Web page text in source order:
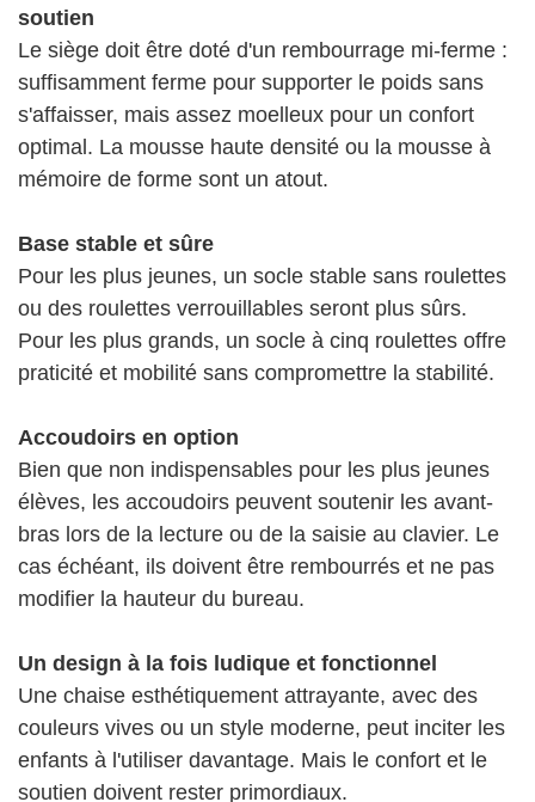
soutien
Le siège doit être doté d'un rembourrage mi-ferme :
suffisamment ferme pour supporter le poids sans
s'affaisser, mais assez moelleux pour un confort
optimal. La mousse haute densité ou la mousse à
mémoire de forme sont un atout.
Base stable et sûre
Pour les plus jeunes, un socle stable sans roulettes
ou des roulettes verrouillables seront plus sûrs.
Pour les plus grands, un socle à cinq roulettes offre
praticité et mobilité sans compromettre la stabilité.
Accoudoirs en option
Bien que non indispensables pour les plus jeunes
élèves, les accoudoirs peuvent soutenir les avant-
bras lors de la lecture ou de la saisie au clavier. Le
cas échéant, ils doivent être rembourrés et ne pas
modifier la hauteur du bureau.
Un design à la fois ludique et fonctionnel
Une chaise esthétiquement attrayante, avec des
couleurs vives ou un style moderne, peut inciter les
enfants à l'utiliser davantage. Mais le confort et le
soutien doivent rester primordiaux.